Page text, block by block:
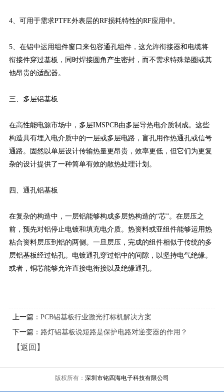
4、可用于需求PTFE外表层的RF损耗特性的RF应用中。
5、在铝中运用组件窗口来包容通孔组件，这允许衔接器和电缆将
衔接件穿过基板，同时焊接圆角产生密封，而不需求特殊垫圈或其
他昂贵的适配器。
三、多层铝基板
在高性能电源市场中，多层IMSPCB由多层导热电介质制成。这些
构造具有埋入电介质中的一层或多层电路，盲孔用作热通孔或信号
通路。固然以单层设计传输热量更昂贵，效率更低，但它们为更复
杂的设计提供了一种简单有效的散热处理计划。
四、通孔铝基板
在复杂的构造中，一层铝能够构成多层热构造的“芯”。在层压之
前，预先对铝停止电镀和填充电介质。热资料或亚组件能够运用热
粘合资料层压到铝的两侧。一旦层压，完成的组件相似于传统的多
层铝基板经过钻孔。电镀通孔穿过铝中的间隙，以坚持电气绝缘。
或者，铜芯能够允许直接电衔接以及绝缘通孔。
上一篇： PCB铝基板行业激光打标机解决方案
下一篇： 路灯铝基板说短路是保护电路对逆变器的作用？
【返回】
版权所有： 深圳市铭四海电子科技有限公司